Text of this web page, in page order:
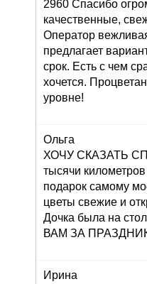
2960 Спасибо
качественные,
Оператор
предлагает
срок. Есть с чем
хочется.
уровне!
Ольга
ХОЧУ СКАЗАТЬ
тысячи
подарок самому
цветы свежие и
Дочка была на
ВАМ ЗА
Ирина